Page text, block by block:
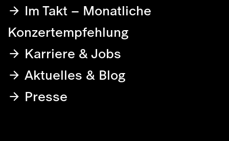
Im Takt – Monatliche
Konzertempfehlung
Karriere & Jobs
Aktuelles & Blog
Presse